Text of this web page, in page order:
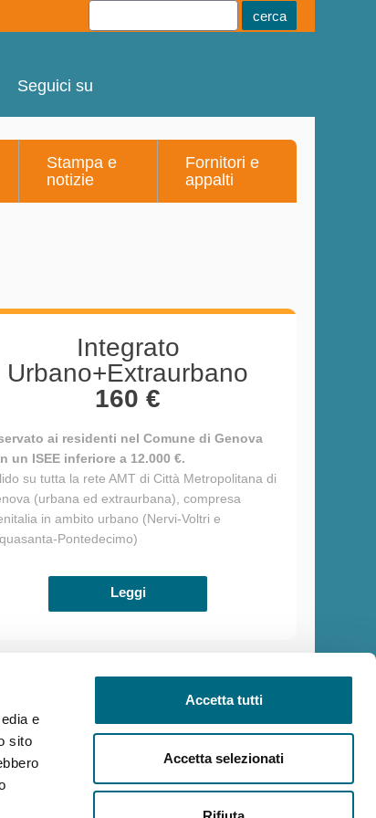
e
sito
Accetta tutti
Accetta selezionati
Seguici su
Stampa e
notizie
Fornitori e
appalti
Integrato
Urbano+Extraurbano
160 €
ai residenti nel Comune di Genova
un ISEE inferiore a 12.000 €.
su tutta la rete AMT di Città Metropolitana di
(urbana ed extraurbana), compresa
in ambito urbano (Nervi-Voltri e
Pontedecimo)
Leggi
Reclami Policy privacy AMT Note Legali Siti Tematici